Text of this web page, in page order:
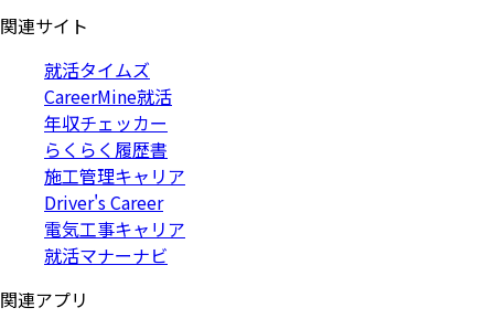
関連サイト
就活タイムズ
CareerMine就活
年収チェッカー
らくらく履歴書
施工管理キャリア
Driver's Career
電気工事キャリア
就活マナーナビ
関連アプリ